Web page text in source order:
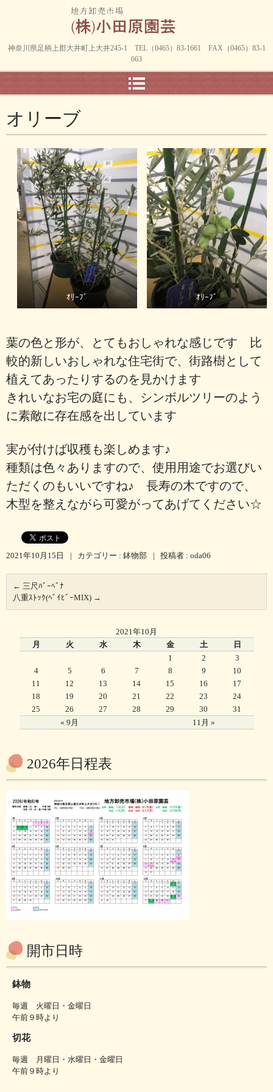
神奈川県足柄上郡大井町上大井245-1 TEL（0465）83-1661 FAX（0465）83-1
663
オリーブ
ｵﾘｰﾌﾞ ｵﾘｰﾌﾞ
葉の色と形が、とてもおしゃれな感じです 比
較的新しいおしゃれな住宅街で、街路樹として
植えてあったりするのを見かけます
きれいなお宅の庭にも、シンボルツリーのよう
に素敵に存在感を出しています
実が付けば収穫も楽しめます♪
種類は色々ありますので、使用用途でお選びい
ただくのもいいですね♪ 長寿の木ですので、
木型を整えながら可愛がってあげてください☆
2021年10月15日 | カテゴリー : 鉢物部 | 投稿者 : oda06
← 三尺ﾊﾞｰﾍﾞﾅ
八重ｽﾄｯｸ(ﾍﾞｲﾋﾞｰMIX) →
2021年10月
月
火 水 木 金 土 日
« 9月 11月 »
1 2
3
4
5 6 7 8 9
10
11
12 13 14 15 16
17
18
19 20 21 22 23
24
25
26 27 28 29 30 31
2026年日程表
開市日時
鉢物
毎週 火曜日・金曜日
午前９時より
切花
毎週 月曜日・水曜日・金曜日
午前９時より